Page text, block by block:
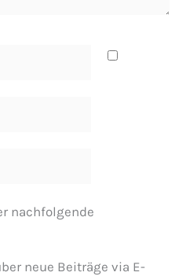
nachfolgende
neue Beiträge via E-